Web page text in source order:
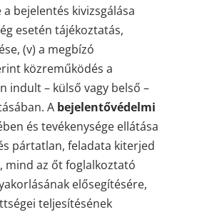
bejelentés kivizsgálása
esetén tájékoztatás,
(v) a megbízó
közreműködés a
indult – külső vagy belső –
A bejelentővédelmi
és tevékenysége ellátása
pártatlan, feladata kiterjed
mind az őt foglalkoztató
elősegítésére,
teljesítésének